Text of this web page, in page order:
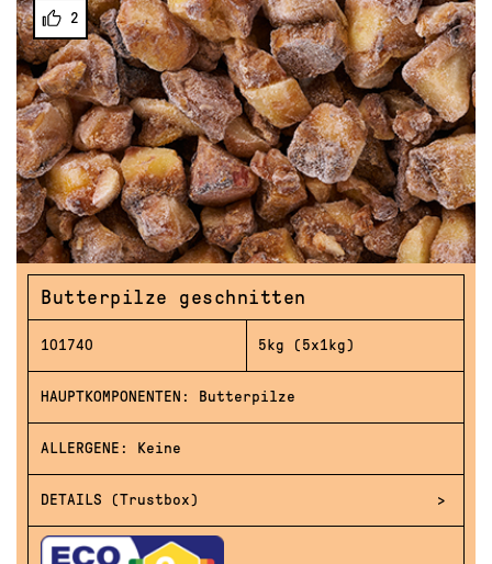
2
Butterpilze geschnitten
101740 5kg (5x1kg)
HAUPTKOMPONENTEN: Butterpilze
ALLERGENE: Keine
DETAILS (Trustbox)